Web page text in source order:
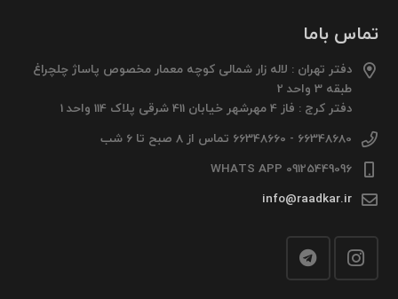
تماس باما
دفتر تهران : لاله زار شمالی کوچه معمار مخصوص پاساژ چلچراغ
طبقه 3 واحد 2
دفتر کرج : فاز 4 مهرشهر خیابان 411 شرقی پلاک 114 واحد 1
66348680 - 66348660 تماس از 8 صبح تا 6 شب
09125449096 WHATS APP
info@raadkar.ir